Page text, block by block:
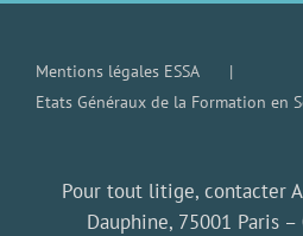
Mentions légales ESSA
Etats Généraux de la Formation en
Pour tout litige, contacter
Dauphine, 75001 Paris –